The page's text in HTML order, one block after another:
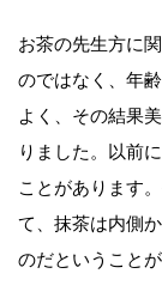
お茶の先生方に
のではなく、年
よく、その結果
りました。以前
ことがあります
て、抹茶は内側
のだということ